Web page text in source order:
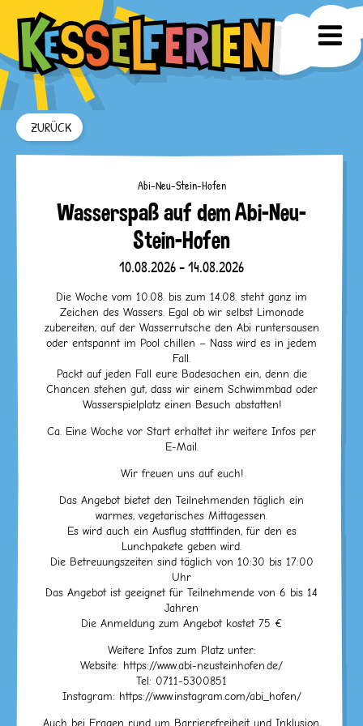
ZURÜCK
Abi-Neu-Stein-Hofen
Wasserspaß auf dem Abi-Neu-
Stein-Hofen
10.08.2026 - 14.08.2026
Die Woche vom 10.08. bis zum 14.08. steht ganz im
Zeichen des Wassers. Egal ob wir selbst Limonade
zubereiten, auf der Wasserrutsche den Abi runtersausen
oder entspannt im Pool chillen – Nass wird es in jedem
Fall.
Packt auf jeden Fall eure Badesachen ein, denn die
Chancen stehen gut, dass wir einem Schwimmbad oder
Wasserspielplatz einen Besuch abstatten!
Ca. Eine Woche vor Start erhaltet ihr weitere Infos per
E-Mail.
Wir freuen uns auf euch!
Das Angebot bietet den Teilnehmenden täglich ein
warmes, vegetarisches Mittagessen.
Es wird auch ein Ausflug stattfinden, für den es
Lunchpakete geben wird.
Die Betreuungszeiten sind täglich von 10:30 bis 17:00
Uhr
Das Angebot ist geeignet für Teilnehmende von 6 bis 14
Jahren
Die Anmeldung zum Angebot kostet 75 €
Weitere Infos zum Platz unter:
Website: https://www.abi-neusteinhofen.de/
Tel: 0711-5300851
Instagram: https://www.instagram.com/abi_hofen/
Auch bei Fragen rund um Barrierefreiheit und Inklusion,